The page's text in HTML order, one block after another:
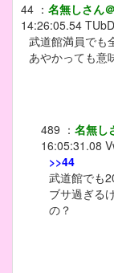
44 ： 名無しさん
14:26:05.54
武道館満員でも
あやかっても意
489 ： 名無し
16:05:31.08
>>44
武道館でも
ブサ過ぎる
の？